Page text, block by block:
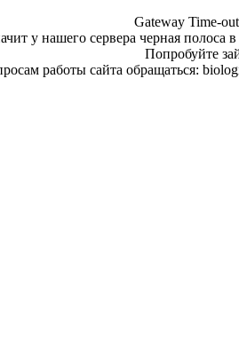
Gateway Time-
у нашего сервера черная
Попробуйте
работы сайта обращаться: